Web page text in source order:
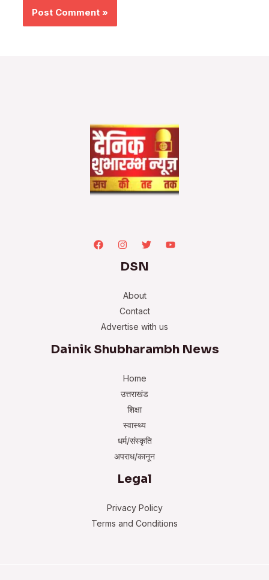
DSN
About
Contact
Advertise with us
Dainik Shubharambh News
Home
उत्तराखंड
शिक्षा
स्वास्थ्य
धर्म/संस्कृति
अपराध/कानून
Legal
Privacy Policy
Terms and Conditions